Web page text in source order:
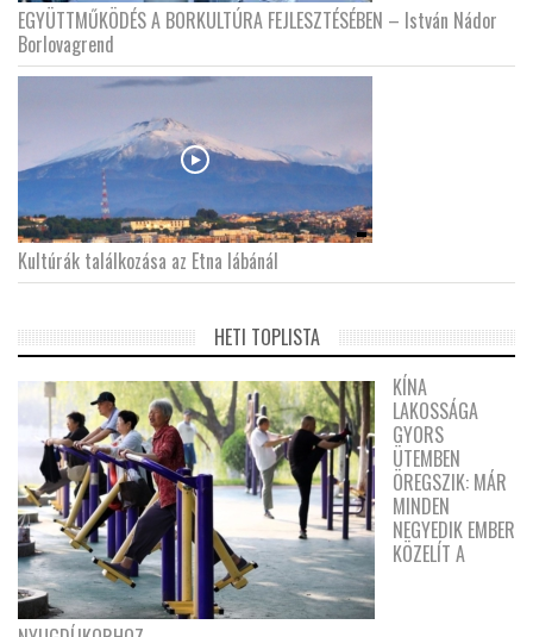
EGYÜTTMŰKÖDÉS A BORKULTÚRA FEJLESZTÉSÉBEN – István Nádor
Borlovagrend
Kultúrák találkozása az Etna lábánál
HETI TOPLISTA
KÍNA
LAKOSSÁGA
GYORS
ÜTEMBEN
ÖREGSZIK: MÁR
MINDEN
NEGYEDIK EMBER
KÖZELÍT A